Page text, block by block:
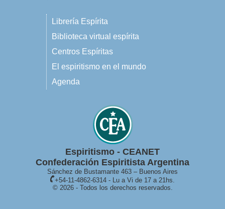
Librería Espírita
Biblioteca virtual espírita
Centros Espíritas
El espiritismo en el mundo
Agenda
Espiritismo - CEANET
Confederación Espiritista Argentina
Sánchez de Bustamante 463 – Buenos Aires
+54-11-4862-6314 - Lu a Vi de 17 a 21hs.
© 2026 - Todos los derechos reservados.